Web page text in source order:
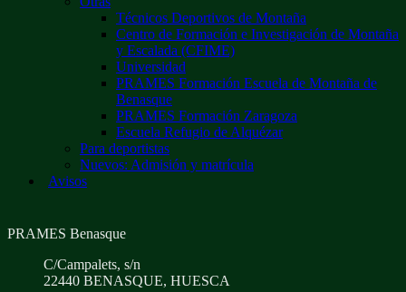
Técnicos Deportivos de Montaña
Centro de Formación e Investigación de Montaña
y Escalada (CFIME)
Universidad
PRAMES Formación Escuela de Montaña de
Benasque
PRAMES Formación Zaragoza
Escuela Refugio de Alquézar
Para deportistas
Nuevos: Admisión y matrícula
Avisos
PRAMES Benasque
C/Campalets, s/n
22440 BENASQUE, HUESCA